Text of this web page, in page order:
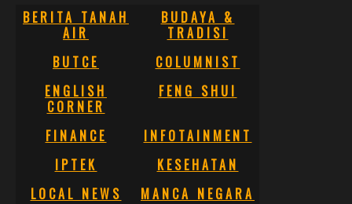
BERITA TANAH
AIR
BUDAYA &
TRADISI
BUTCE
COLUMNIST
ENGLISH
CORNER
FENG SHUI
FINANCE
INFOTAINMENT
IPTEK
KESEHATAN
LOCAL NEWS
MANCA NEGARA